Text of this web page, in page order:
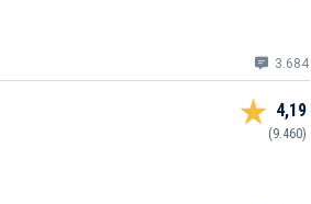
3.684
4,19
(9.460)